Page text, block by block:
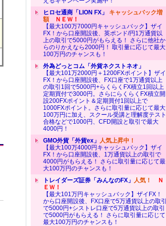
ヒロセ通商「LION FX」 キャッシュバック増
額ＮＥＷ！
【最大100万7000円キャッシュバック】ザイ
FX！から口座開設後、英ポンド/円1万通貨以
上の取引で5000円がもらえる！ さらに他社か
らのりかえなら2000円！ 取引量に応じて最大
100万円のチャンスも！
外為どっとコム「外貨ネクストネオ」
【最大101万2000円＋1200FXポイント】ザイ
FX！から口座開設後、FX口座で1万通貨以上
の取引1回で5000円+らくらくFX積立1回以上
定期買付で3000円。さらにらくらくFX積立開
設200FXポイント＆定期買付1回以上で
1000FXポイント。さらに取引量に応じて最大
100万円に加え、スクール受講と理解度テスト
合格などで1000円、CFD開設と取引で最大
4000円！
GMO外貨「外貨ex」 人気上昇中！
【最大100万4000円キャッシュバック】ザイ
FX！から口座開設後、1万通貨以上の取引で
4000円がもらえる！ さらに取引量に応じて最
大100万円のチャンスも！
トレイダーズ証券「みんなのFX」 人気！
Ｎ
ＥＷ！
【最大101万円キャッシュバック】ザイFX！
から口座開設後、FX口座で5万通貨以上の取引
で5000円+シストレ口座で5万通貨以上の取引
で5000円がもらえる！ さらに取引量に応じて
最大100万円のチャンスも！